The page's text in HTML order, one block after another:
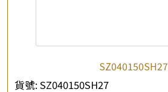
SZ040150SH27
貨號: SZ040150SH27